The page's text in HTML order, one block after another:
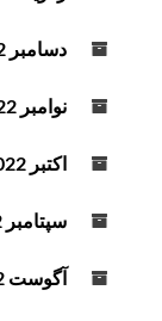
دسامبر 2022
نوامبر 2022
اکتبر 2022
سپتامبر 2022
آگوست 2022